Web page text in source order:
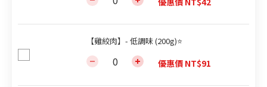
【雞絞肉】- 低調味 (200g)⭐
優惠價 NT$91